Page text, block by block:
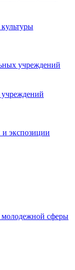
учреждений
экспозиции
сферы